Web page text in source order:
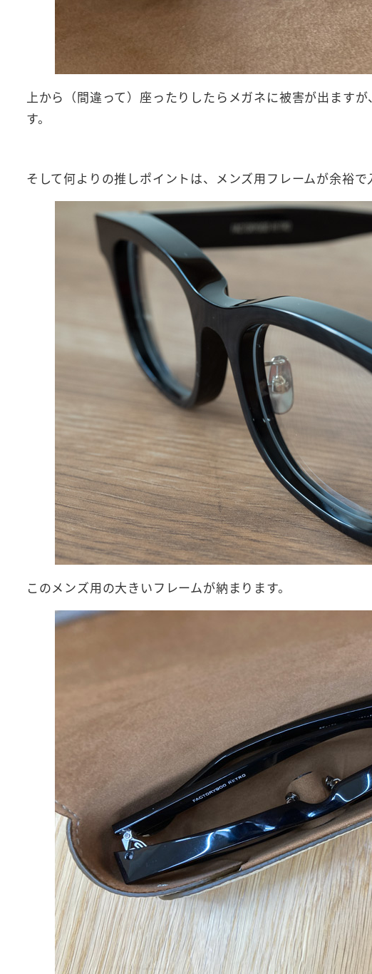
上から（間違って）座ったりしたらメガネに被害が出ます
す。
そして何よりの推しポイントは、メンズ用フレームが余裕で
このメンズ用の大きいフレームが納まります。